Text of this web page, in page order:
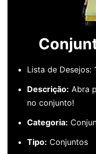
Lista de Desejos:
Descrição: Abra
no conjunto!
Categoria:
Tipo: Conjuntos